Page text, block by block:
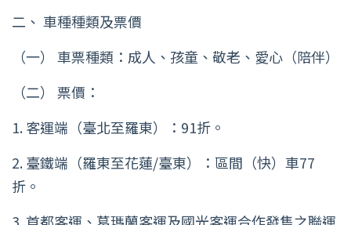
二、 車種種類及票價
（一） 車票種類：成人、孩童、敬老、愛心（陪伴）
（二） 票價：
1. 客運端（臺北至羅東）：91折。
2. 臺鐵端（羅東至花蓮/臺東）：區間（快）車77
折。